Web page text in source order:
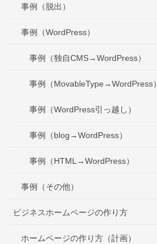
事例（脱出）
事例（WordPress）
事例（独自CMS→WordPress）
事例（MovableType→WordPress）
事例（WordPress引っ越し）
事例（blog→WordPress）
事例（HTML→WordPress）
事例（その他）
ビジネスホームページの作り方
ホームページの作り方（計画）